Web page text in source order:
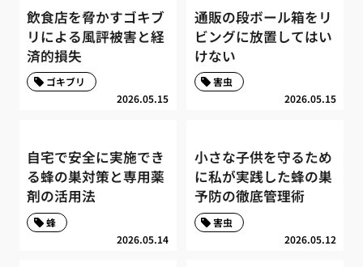
飲食店を脅かすゴキブ
リによる風評被害と経
済的損失
2026.05.15
ゴキブリ
通販の段ボール箱をリ
ビングに放置してはい
けない
2026.05.15
害虫
自宅で安全に実施でき
る蜂の巣対策と専用薬
剤の活用法
2026.05.14
蜂
小さな子供を守るため
に私が実践した蜂の巣
予防の徹底管理術
2026.05.12
害虫